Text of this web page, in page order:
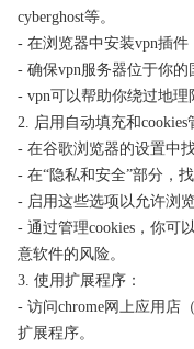
cyberghost等。
- 在浏览器中安装vpn插件
- 确保vpn服务器位于你的
- vpn可以帮助你绕过地理
2. 启用自动填充和cookies
- 在谷歌浏览器的设置中找
- 在“隐私和安全”部分，找
- 启用这些选项以允许浏
- 通过管理cookies，你可
意软件的风险。
3. 使用扩展程序：
- 访问chrome网上应用店
扩展程序。